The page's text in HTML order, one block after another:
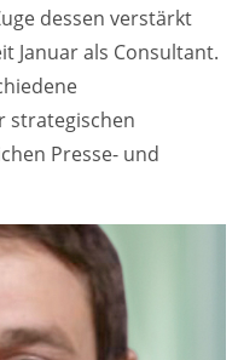
dessen verstärkt
Januar als Consultant.
strategischen
Presse- und